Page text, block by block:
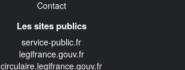
Contact
Les sites publics
service-public.fr
legifrance.gouv.fr
circulaire.legifrance.gouv.fr